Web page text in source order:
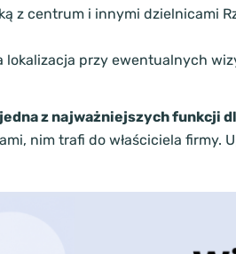
z centrum i innymi dzielnicami
lokalizacja przy ewentualnych
z najważniejszych funkcji
nim trafi do właściciela firmy.